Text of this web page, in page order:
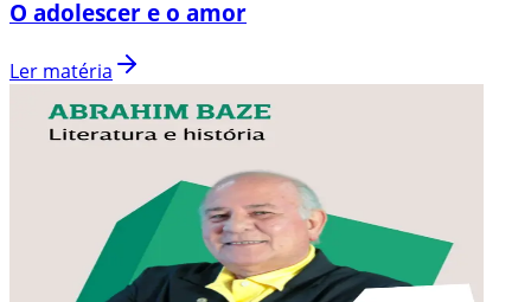
O adolescer e o amor
Ler matéria